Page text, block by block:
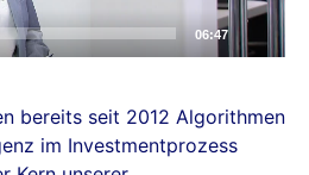
06:47
bereits seit 2012 Algorithmen
im Investmentprozess